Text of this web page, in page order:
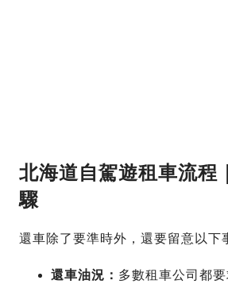
北海道自駕遊租車流程
驟
還車除了要準時外，還要留意以下
還車油況： 多數租車公司都